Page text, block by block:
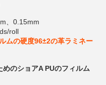
、0.15mm
roll
ムの硬度96±2の革ラミネー
のショアA PUのフィルム